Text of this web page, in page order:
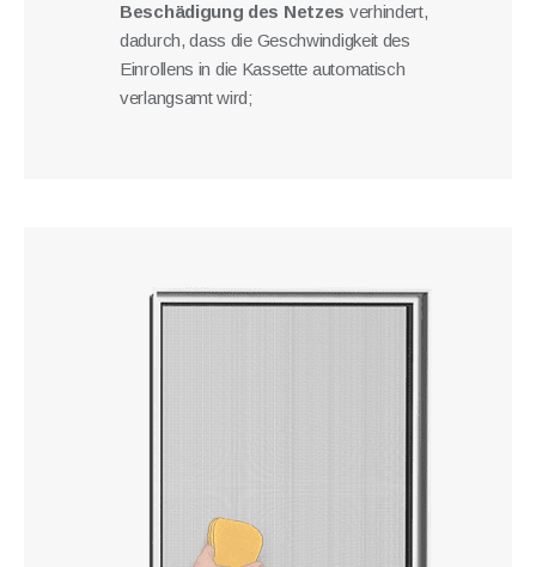
Beschädigung des Netzes verhindert,
dadurch, dass die Geschwindigkeit des
Einrollens in die Kassette automatisch
verlangsamt wird;